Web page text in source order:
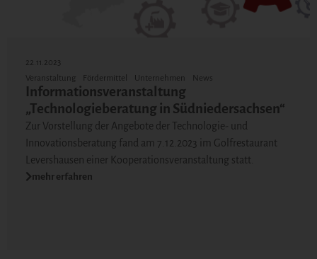
22.11.2023
Veranstaltung
Fördermittel Unternehmen News
Informationsveranstaltung
„Technologieberatung in Südniedersachsen“
Zur Vorstellung der Angebote der Technologie- und
Innovationsberatung fand am 7.12.2023 im Golfrestaurant
Levershausen einer Kooperationsveranstaltung statt.
mehr erfahren